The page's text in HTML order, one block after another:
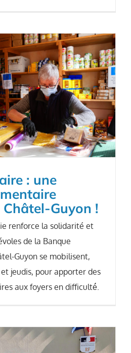
: une
Guyon !
renforce la solidarité et
de la Banque
Guyon se mobilisent,
jeudis, pour apporter des
aux foyers en difficulté́.